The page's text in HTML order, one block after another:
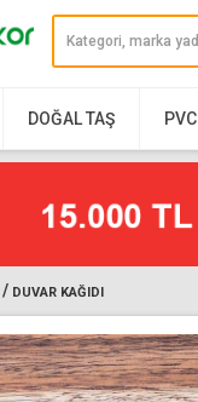
DOĞAL TAŞ PVC
/ DUVAR KAĞIDI